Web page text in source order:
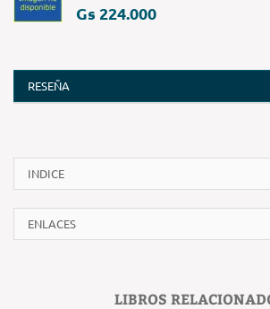
Gs 224.000
RESEÑA
INDICE
ENLACES
LIBROS